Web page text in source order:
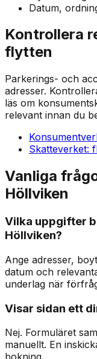
Datum,
Kontrollera
flytten
Parkerings- och
adresser.
läs om
relevant innan du
Skatteverket:
Vanliga
Höllviken
Vilka uppgifter
Höllviken?
Ange adresser,
datum och
underlag när
Visar sidan ett
Nej. Formuläret
manuellt. En